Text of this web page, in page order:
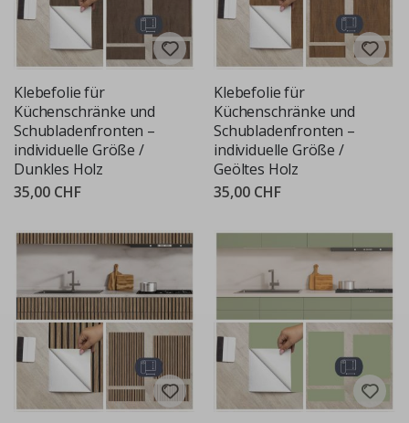
Klebefolie für
Küchenschränke und
Schubladenfronten –
individuelle Größe /
Dunkles Holz
35,00 CHF
Klebefolie für
Küchenschränke und
Schubladenfronten –
individuelle Größe /
Geöltes Holz
35,00 CHF